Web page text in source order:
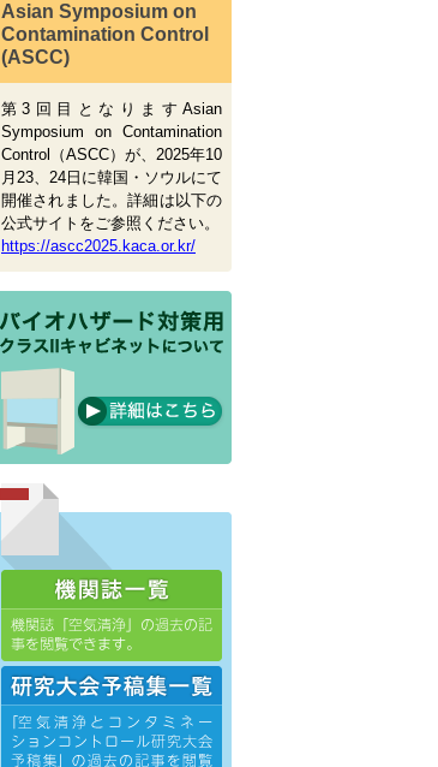
Asian Symposium on
Contamination Control
(ASCC)
第3回目となりますAsian
Symposium on Contamination
Control（ASCC）が、2025年10
月23、24日に韓国・ソウルにて
開催されました。詳細は以下の
公式サイトをご参照ください。
https://ascc2025.kaca.or.kr/